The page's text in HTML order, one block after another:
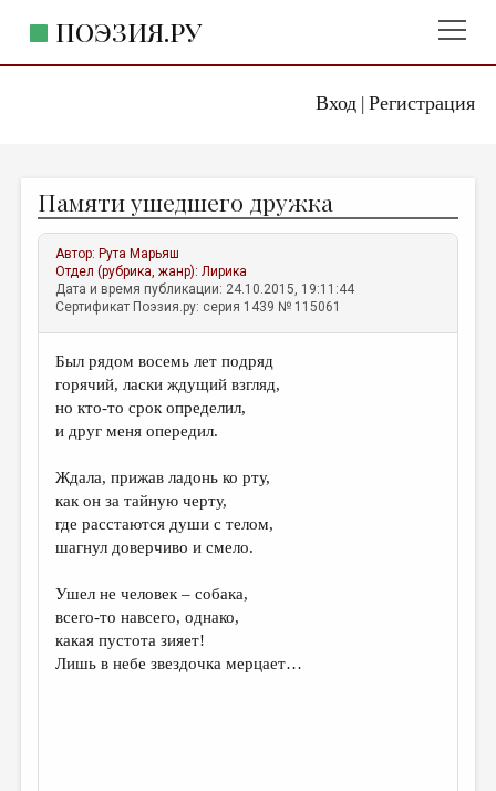
Вход| Регистрация
ПОЭЗИЯ.РУ
ЖАНРЫ
АВТОРЫ
КОММЕНТАРИИ
ЛИТСАЛОН
НОВОСТИ
ПРАВИЛА САЙТА
ИЗБРАННОЕ
ДАЙДЖЕСТ
ПЕРЕВОДЫ
КОНКУРСЫ
Памяти ушедшего дружка
Автор: Рута Марьяш
Отдел (рубрика, жанр):Лирика
Дата и время публикации: 24.10.2015, 19:11:44
Сертификат Поэзия.ру: серия 1439 № 115061
Был рядом восемь лет подряд
горячий, ласки ждущий взгляд,
но кто-то срок определил,
и друг меня опередил.
Ждала, прижав ладонь ко рту,
как он за тайную черту,
где расстаются души с телом,
шагнул доверчиво и смело.
Ушел не человек – собака,
всего-то навсего, однако,
какая пустота зияет!
Лишь в небе звездочка мерцает…